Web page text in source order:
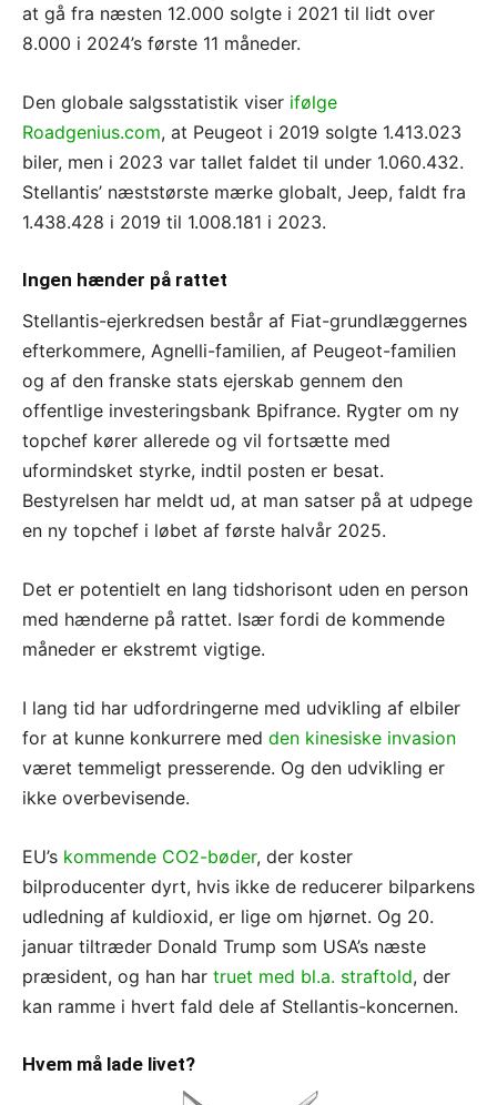
at gå fra næsten 12.000 solgte i 2021 til lidt over
8.000 i 2024’s første 11 måneder.
Den globale salgsstatistik viser ifølge
Roadgenius.com, at Peugeot i 2019 solgte 1.413.023
biler, men i 2023 var tallet faldet til under 1.060.432.
Stellantis’ næststørste mærke globalt, Jeep, faldt fra
1.438.428 i 2019 til 1.008.181 i 2023.
Ingen hænder på rattet
Stellantis-ejerkredsen består af Fiat-grundlæggernes
efterkommere, Agnelli-familien, af Peugeot-familien
og af den franske stats ejerskab gennem den
offentlige investeringsbank Bpifrance. Rygter om ny
topchef kører allerede og vil fortsætte med
uformindsket styrke, indtil posten er besat.
Bestyrelsen har meldt ud, at man satser på at udpege
en ny topchef i løbet af første halvår 2025.
Det er potentielt en lang tidshorisont uden en person
med hænderne på rattet. Især fordi de kommende
måneder er ekstremt vigtige.
I lang tid har udfordringerne med udvikling af elbiler
for at kunne konkurrere med den kinesiske invasion
været temmeligt presserende. Og den udvikling er
ikke overbevisende.
EU’s kommende CO2-bøder, der koster
bilproducenter dyrt, hvis ikke de reducerer bilparkens
udledning af kuldioxid, er lige om hjørnet. Og 20.
januar tiltræder Donald Trump som USA’s næste
præsident, og han har truet med bl.a. straftold, der
kan ramme i hvert fald dele af Stellantis-koncernen.
Hvem må lade livet?